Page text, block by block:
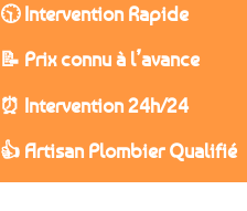
🕥 Intervention Rapide
📝 Prix connu à l’avance
⏰ Intervention 24h/24
👍 Artisan Plombier Qualifié